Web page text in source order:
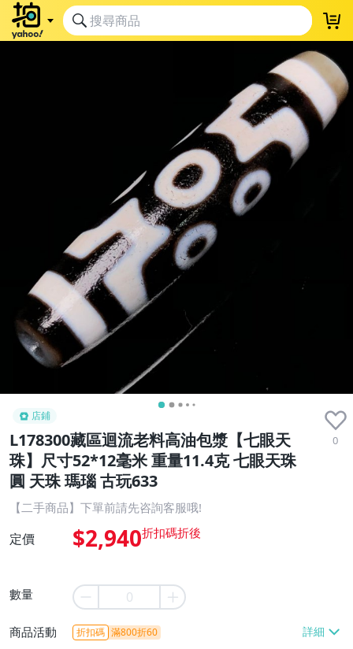
店鋪
L178300藏區迴流老料高油包漿【七眼天
珠】尺寸52*12毫米 重量11.4克 七眼天珠
圓 天珠 瑪瑙 古玩633
0
【二手商品】下單前請先咨詢客服哦!
定價 $2,940
數量
商品活動 折扣碼 滿800折60